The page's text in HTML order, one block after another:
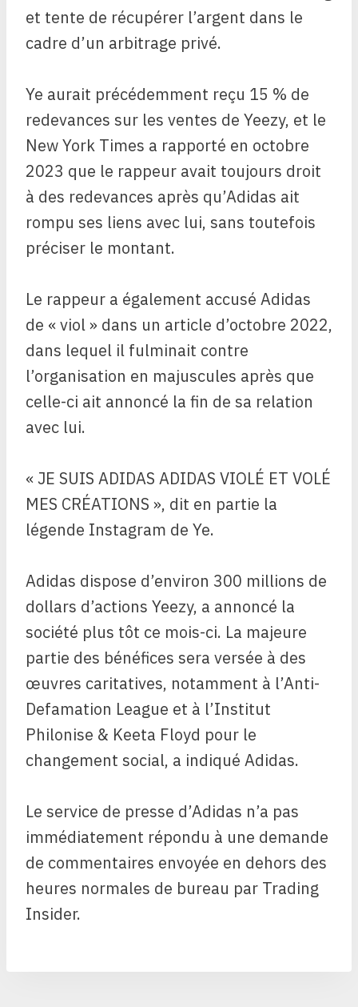
et tente de récupérer l’argent dans le
cadre d’un arbitrage privé.
Ye aurait précédemment reçu 15 % de
redevances sur les ventes de Yeezy, et le
New York Times a rapporté en octobre
2023 que le rappeur avait toujours droit
à des redevances après qu’Adidas ait
rompu ses liens avec lui, sans toutefois
préciser le montant.
Le rappeur a également accusé Adidas
de « viol » dans un article d’octobre 2022,
dans lequel il fulminait contre
l’organisation en majuscules après que
celle-ci ait annoncé la fin de sa relation
avec lui.
« JE SUIS ADIDAS ADIDAS VIOLÉ ET VOLÉ
MES CRÉATIONS », dit en partie la
légende Instagram de Ye.
Adidas dispose d’environ 300 millions de
dollars d’actions Yeezy, a annoncé la
société plus tôt ce mois-ci. La majeure
partie des bénéfices sera versée à des
œuvres caritatives, notamment à l’Anti-
Defamation League et à l’Institut
Philonise & Keeta Floyd pour le
changement social, a indiqué Adidas.
Le service de presse d’Adidas n’a pas
immédiatement répondu à une demande
de commentaires envoyée en dehors des
heures normales de bureau par Trading
Insider.